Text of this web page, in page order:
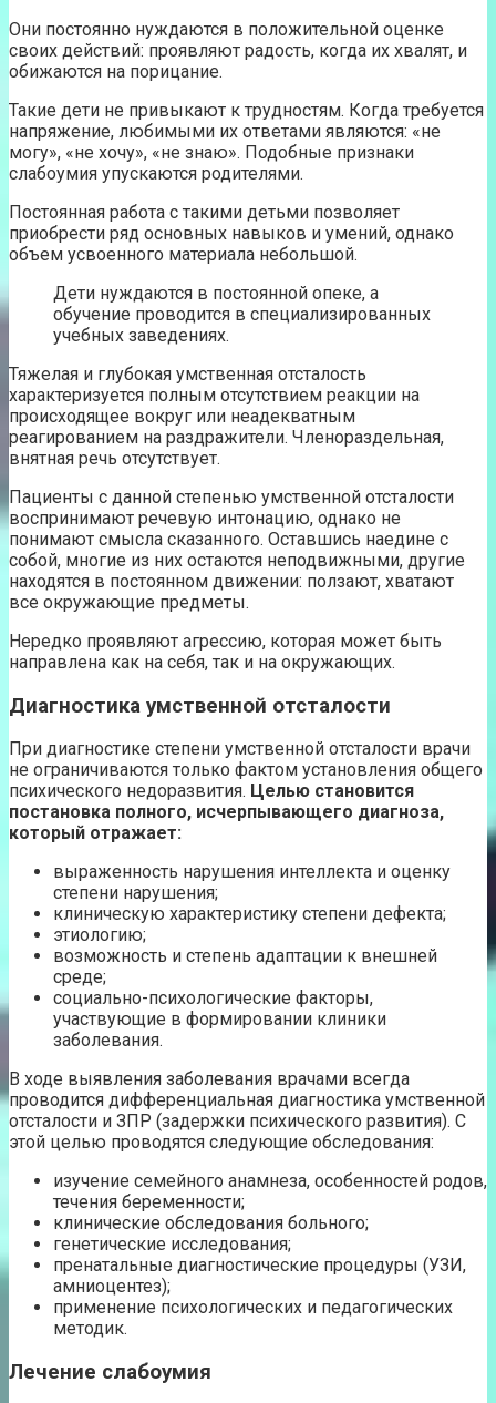
Они постоянно нуждаются в положительной оценке
своих действий: проявляют радость, когда их хвалят, и
обижаются на порицание.
Такие дети не привыкают к трудностям. Когда требуется
напряжение, любимыми их ответами являются: «не
могу», «не хочу», «не знаю». Подобные признаки
слабоумия упускаются родителями.
Постоянная работа с такими детьми позволяет
приобрести ряд основных навыков и умений, однако
объем усвоенного материала небольшой.
Дети нуждаются в постоянной опеке, а
обучение проводится в специализированных
учебных заведениях.
Тяжелая и глубокая умственная отсталость
характеризуется полным отсутствием реакции на
происходящее вокруг или неадекватным
реагированием на раздражители. Членораздельная,
внятная речь отсутствует.
Пациенты с данной степенью умственной отсталости
воспринимают речевую интонацию, однако не
понимают смысла сказанного. Оставшись наедине с
собой, многие из них остаются неподвижными, другие
находятся в постоянном движении: ползают, хватают
все окружающие предметы.
Нередко проявляют агрессию, которая может быть
направлена как на себя, так и на окружающих.
Диагностика умственной отсталости
При диагностике степени умственной отсталости врачи
не ограничиваются только фактом установления общего
психического недоразвития. Целью становится
постановка полного, исчерпывающего диагноза,
который отражает:
выраженность нарушения интеллекта и оценку
степени нарушения;
клиническую характеристику степени дефекта;
этиологию;
возможность и степень адаптации к внешней
среде;
социально-психологические факторы,
участвующие в формировании клиники
заболевания.
В ходе выявления заболевания врачами всегда
проводится дифференциальная диагностика умственной
отсталости и ЗПР (задержки психического развития). С
этой целью проводятся следующие обследования:
изучение семейного анамнеза, особенностей родов,
течения беременности;
клинические обследования больного;
генетические исследования;
пренатальные диагностические процедуры (УЗИ,
амниоцентез);
применение психологических и педагогических
методик.
Лечение слабоумия